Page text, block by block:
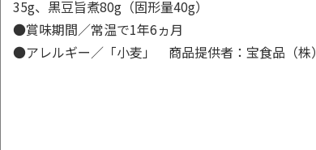
35g、黒豆旨煮80g（固形量40g）
●賞味期間／常温で1年6ヵ月
●アレルギー／「小麦」 商品提供者：宝食品（株）